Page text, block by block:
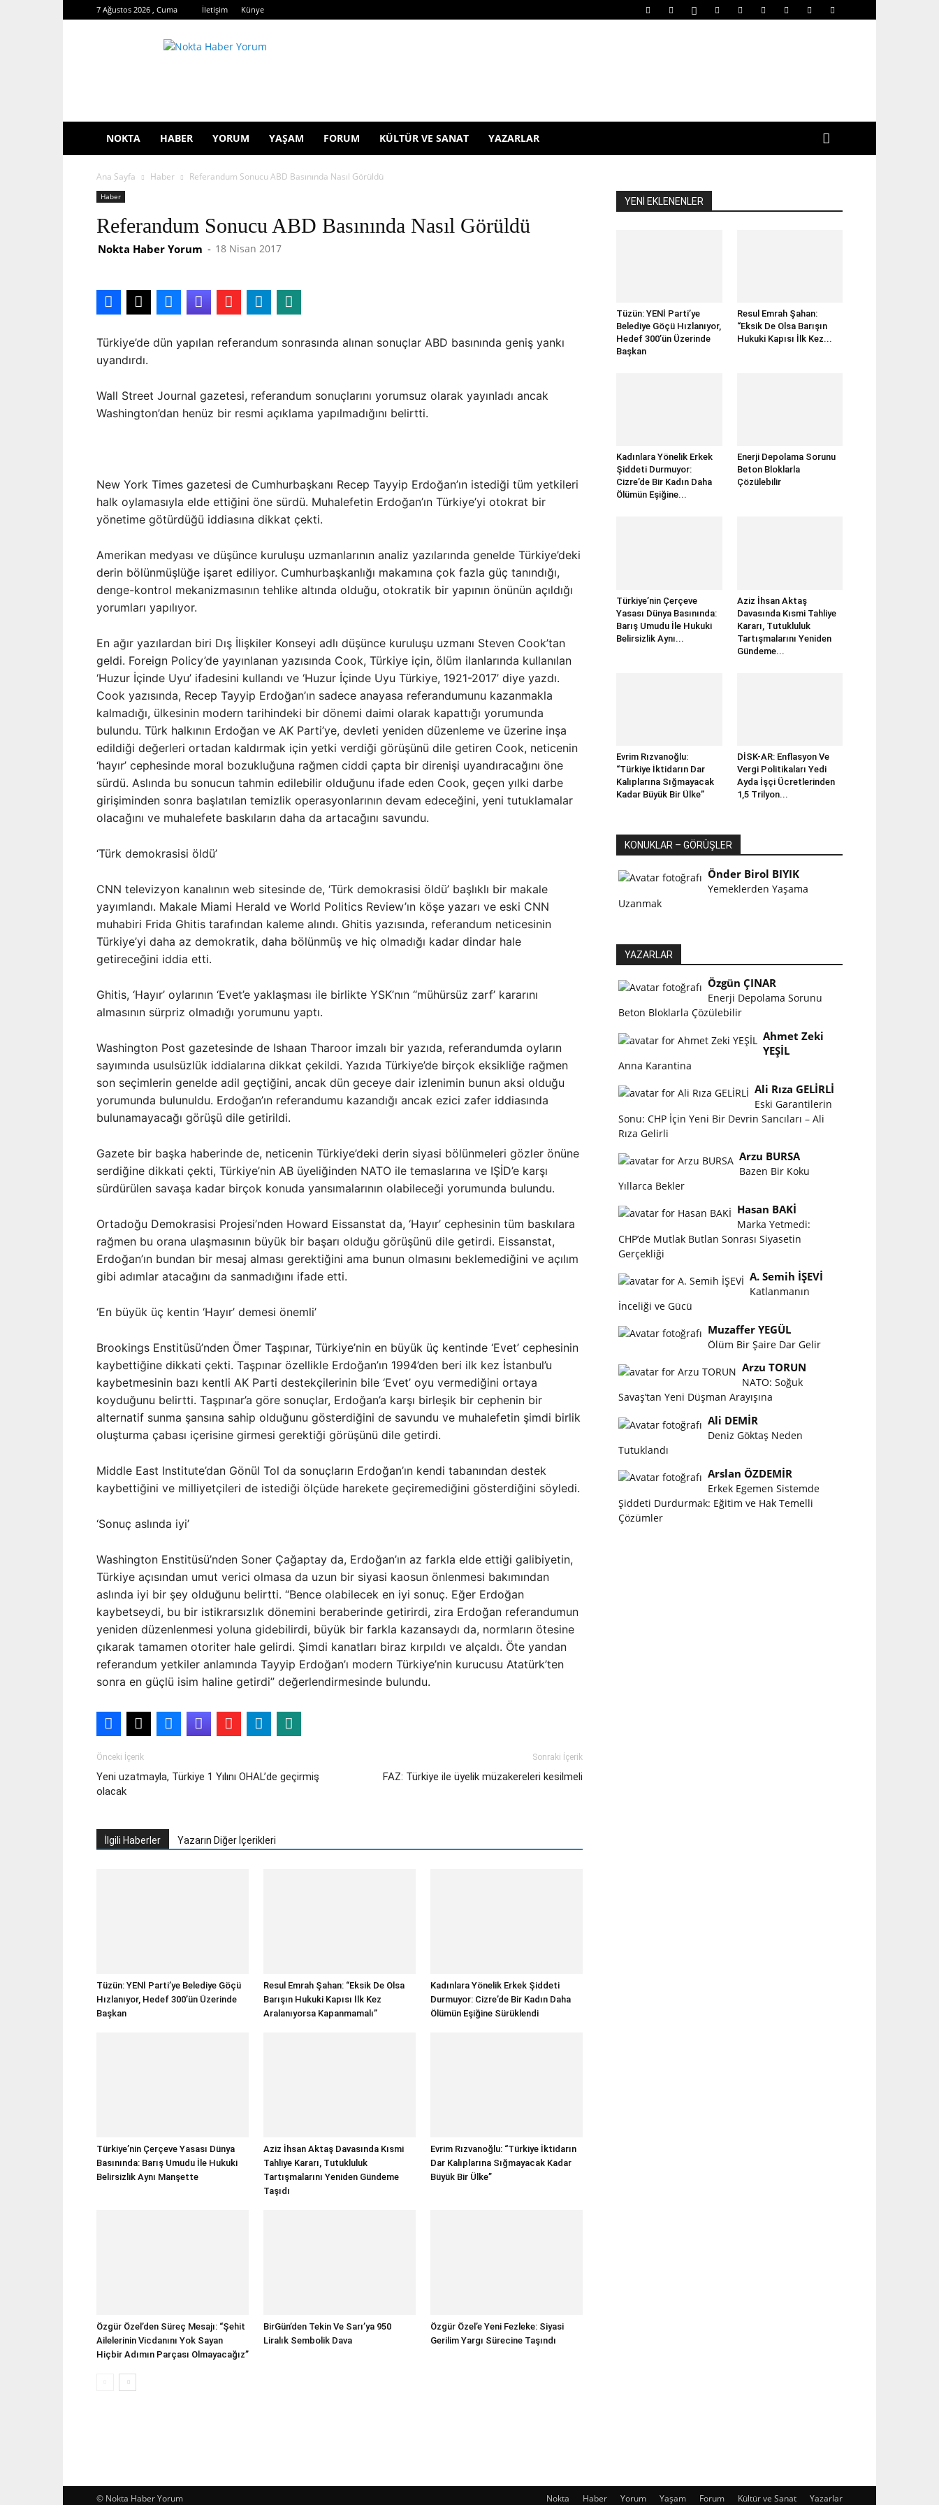
7 Ağustos 2026 , Cuma İletişim Künye
NOKTA HABER YORUM YAŞAM FORUM KÜLTÜR VE SANAT YAZARLAR
Ana Sayfa Haber Referandum Sonucu ABD Basınında Nasıl Görüldü
Haber
Referandum Sonucu ABD Basınında Nasıl Görüldü
Nokta Haber Yorum - 18 Nisan 2017
Türkiye’de dün yapılan referandum sonrasında alınan sonuçlar ABD basınında geniş yankı
uyandırdı.
Wall Street Journal gazetesi, referandum sonuçlarını yorumsuz olarak yayınladı ancak
Washington’dan henüz bir resmi açıklama yapılmadığını belirtti.
New York Times gazetesi de Cumhurbaşkanı Recep Tayyip Erdoğan’ın istediği tüm yetkileri
halk oylamasıyla elde ettiğini öne sürdü. Muhalefetin Erdoğan’ın Türkiye’yi otokrat bir
yönetime götürdüğü iddiasına dikkat çekti.
Amerikan medyası ve düşünce kuruluşu uzmanlarının analiz yazılarında genelde Türkiye’deki
derin bölünmüşlüğe işaret ediliyor. Cumhurbaşkanlığı makamına çok fazla güç tanındığı,
denge-kontrol mekanizmasının tehlike altında olduğu, otokratik bir yapının önünün açıldığı
yorumları yapılıyor.
En ağır yazılardan biri Dış İlişkiler Konseyi adlı düşünce kuruluşu uzmanı Steven Cook’tan
geldi. Foreign Policy’de yayınlanan yazısında Cook, Türkiye için, ölüm ilanlarında kullanılan
‘Huzur İçinde Uyu’ ifadesini kullandı ve ‘Huzur İçinde Uyu Türkiye, 1921-2017’ diye yazdı.
Cook yazısında, Recep Tayyip Erdoğan’ın sadece anayasa referandumunu kazanmakla
kalmadığı, ülkesinin modern tarihindeki bir dönemi daimi olarak kapattığı yorumunda
bulundu. Türk halkının Erdoğan ve AK Parti’ye, devleti yeniden düzenleme ve üzerine inşa
edildiği değerleri ortadan kaldırmak için yetki verdiği görüşünü dile getiren Cook, neticenin
‘hayır’ cephesinde moral bozukluğuna rağmen ciddi çapta bir direnişi uyandıracağını öne
sürdü. Aslında bu sonucun tahmin edilebilir olduğunu ifade eden Cook, geçen yılki darbe
girişiminden sonra başlatılan temizlik operasyonlarının devam edeceğini, yeni tutuklamalar
olacağını ve muhalefete baskıların daha da artacağını savundu.
‘Türk demokrasisi öldü’
CNN televizyon kanalının web sitesinde de, ‘Türk demokrasisi öldü’ başlıklı bir makale
yayımlandı. Makale Miami Herald ve World Politics Review’ın köşe yazarı ve eski CNN
muhabiri Frida Ghitis tarafından kaleme alındı. Ghitis yazısında, referandum neticesinin
Türkiye’yi daha az demokratik, daha bölünmüş ve hiç olmadığı kadar dindar hale
getireceğini iddia etti.
Ghitis, ‘Hayır’ oylarının ‘Evet’e yaklaşması ile birlikte YSK’nın “mühürsüz zarf’ kararını
almasının sürpriz olmadığı yorumunu yaptı.
Washington Post gazetesinde de Ishaan Tharoor imzalı bir yazıda, referandumda oyların
sayımında usulsüzlük iddialarına dikkat çekildi. Yazıda Türkiye’de birçok eksikliğe rağmen
son seçimlerin genelde adil geçtiğini, ancak dün geceye dair izlenimin bunun aksi olduğu
yorumunda bulunuldu. Erdoğan’ın referandumu kazandığı ancak ezici zafer iddiasında
bulunamayacağı görüşü dile getirildi.
Gazete bir başka haberinde de, neticenin Türkiye’deki derin siyasi bölünmeleri gözler önüne
serdiğine dikkati çekti, Türkiye’nin AB üyeliğinden NATO ile temaslarına ve IŞİD’e karşı
sürdürülen savaşa kadar birçok konuda yansımalarının olabileceği yorumunda bulundu.
Ortadoğu Demokrasisi Projesi’nden Howard Eissanstat da, ‘Hayır’ cephesinin tüm baskılara
rağmen bu orana ulaşmasının büyük bir başarı olduğu görüşünü dile getirdi. Eissanstat,
Erdoğan’ın bundan bir mesaj alması gerektiğini ama bunun olmasını beklemediğini ve açılım
gibi adımlar atacağını da sanmadığını ifade etti.
‘En büyük üç kentin ‘Hayır’ demesi önemli’
Brookings Enstitüsü’nden Ömer Taşpınar, Türkiye’nin en büyük üç kentinde ‘Evet’ cephesinin
kaybettiğine dikkati çekti. Taşpınar özellikle Erdoğan’ın 1994’den beri ilk kez İstanbul’u
kaybetmesinin bazı kentli AK Parti destekçilerinin bile ‘Evet’ oyu vermediğini ortaya
koyduğunu belirtti. Taşpınar’a göre sonuçlar, Erdoğan’a karşı birleşik bir cephenin bir
alternatif sunma şansına sahip olduğunu gösterdiğini de savundu ve muhalefetin şimdi birlik
oluşturma çabası içerisine girmesi gerektiği görüşünü dile getirdi.
Middle East Institute’dan Gönül Tol da sonuçların Erdoğan’ın kendi tabanından destek
kaybettiğini ve milliyetçileri de istediği ölçüde harekete geçiremediğini gösterdiğini söyledi.
‘Sonuç aslında iyi’
Washington Enstitüsü’nden Soner Çağaptay da, Erdoğan’ın az farkla elde ettiği galibiyetin,
Türkiye açısından umut verici olmasa da uzun bir siyasi kaosun önlenmesi bakımından
aslında iyi bir şey olduğunu belirtti. “Bence olabilecek en iyi sonuç. Eğer Erdoğan
kaybetseydi, bu bir istikrarsızlık dönemini beraberinde getirirdi, zira Erdoğan referandumun
yeniden düzenlenmesi yoluna gidebilirdi, büyük bir farkla kazansaydı da, normların ötesine
çıkarak tamamen otoriter hale gelirdi. Şimdi kanatları biraz kırpıldı ve alçaldı. Öte yandan
referandum yetkiler anlamında Tayyip Erdoğan’ı modern Türkiye’nin kurucusu Atatürk’ten
sonra en güçlü isim haline getirdi” değerlendirmesinde bulundu.
Önceki İçerik
Yeni uzatmayla, Türkiye 1 Yılını OHAL’de geçirmiş
olacak
Sonraki İçerik
FAZ: Türkiye ile üyelik müzakereleri kesilmeli
İlgili Haberler Yazarın Diğer İçerikleri
Tüzün: YENİ Parti’ye Belediye Göçü
Hızlanıyor, Hedef 300’ün Üzerinde
Başkan
Resul Emrah Şahan: “Eksik De Olsa
Barışın Hukuki Kapısı İlk Kez
Aralanıyorsa Kapanmamalı”
Kadınlara Yönelik Erkek Şiddeti
Durmuyor: Cizre’de Bir Kadın Daha
Ölümün Eşiğine Sürüklendi
Türkiye’nin Çerçeve Yasası Dünya
Basınında: Barış Umudu İle Hukuki
Belirsizlik Aynı Manşette
Aziz İhsan Aktaş Davasında Kısmi
Tahliye Kararı, Tutukluluk
Tartışmalarını Yeniden Gündeme
Taşıdı
Evrim Rızvanoğlu: “Türkiye İktidarın
Dar Kalıplarına Sığmayacak Kadar
Büyük Bir Ülke”
Özgür Özel’den Süreç Mesajı: “Şehit
Ailelerinin Vicdanını Yok Sayan
Hiçbir Adımın Parçası Olmayacağız”
BirGün’den Tekin Ve Sarı’ya 950
Liralık Sembolik Dava
Özgür Özel’e Yeni Fezleke: Siyasi
Gerilim Yargı Sürecine Taşındı
YENİ EKLENENLER
Tüzün: YENİ Parti’ye
Belediye Göçü Hızlanıyor,
Hedef 300’ün Üzerinde
Başkan
Resul Emrah Şahan:
“Eksik De Olsa Barışın
Hukuki Kapısı İlk Kez...
Kadınlara Yönelik Erkek
Şiddeti Durmuyor:
Cizre’de Bir Kadın Daha
Ölümün Eşiğine...
Enerji Depolama Sorunu
Beton Bloklarla
Çözülebilir
Türkiye’nin Çerçeve
Yasası Dünya Basınında:
Barış Umudu İle Hukuki
Belirsizlik Aynı...
Aziz İhsan Aktaş
Davasında Kısmi Tahliye
Kararı, Tutukluluk
Tartışmalarını Yeniden
Gündeme...
Evrim Rızvanoğlu:
“Türkiye İktidarın Dar
Kalıplarına Sığmayacak
Kadar Büyük Bir Ülke”
DİSK-AR: Enflasyon Ve
Vergi Politikaları Yedi
Ayda İşçi Ücretlerinden
1,5 Trilyon...
KONUKLAR – GÖRÜŞLER
Önder Birol BIYIK
Yemeklerden Yaşama
Uzanmak
YAZARLAR
Özgün ÇINAR
Enerji Depolama Sorunu
Beton Bloklarla Çözülebilir
Ahmet Zeki
YEŞİL
Anna Karantina
Ali Rıza GELİRLİ
Eski Garantilerin
Sonu: CHP İçin Yeni Bir Devrin Sancıları – Ali
Rıza Gelirli
Arzu BURSA
Bazen Bir Koku
Yıllarca Bekler
Hasan BAKİ
Marka Yetmedi:
CHP’de Mutlak Butlan Sonrası Siyasetin
Gerçekliği
A. Semih İŞEVİ
Katlanmanın
İnceliği ve Gücü
Muzaffer YEGÜL
Ölüm Bir Şaire Dar Gelir
Arzu TORUN
NATO: Soğuk
Savaş’tan Yeni Düşman Arayışına
Ali DEMİR
Deniz Göktaş Neden
Tutuklandı
Arslan ÖZDEMİR
Erkek Egemen Sistemde
Şiddeti Durdurmak: Eğitim ve Hak Temelli
Çözümler
Nokta Haber Yorum Yaşam Forum Kültür ve Sanat Yazarlar
© Nokta Haber Yorum